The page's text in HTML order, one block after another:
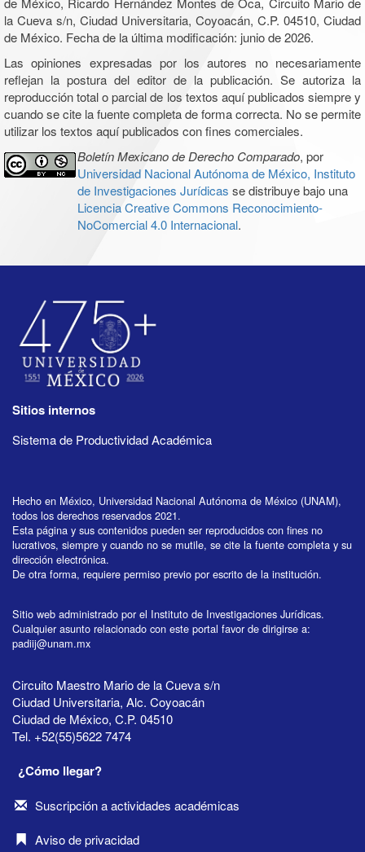
la Cueva s/n, Ciudad Universitaria, Coyoacán, C.P. 04510, Ciudad
de México. Fecha de la última modificación: junio de 2026.
Las opiniones expresadas por los autores no necesariamente
reflejan la postura del editor de la publicación. Se autoriza la
reproducción total o parcial de los textos aquí publicados siempre y
cuando se cite la fuente completa de forma correcta. No se permite
utilizar los textos aquí publicados con fines comerciales.
Boletín Mexicano de Derecho Comparado, por
Universidad Nacional Autónoma de México, Instituto
de Investigaciones Jurídicas se distribuye bajo una
Licencia Creative Commons Reconocimiento-
NoComercial 4.0 Internacional.
Sitios internos
Sistema de Productividad Académica
Hecho en México, Universidad Nacional Autónoma de México (UNAM),
todos los derechos reservados 2021.
Esta página y sus contenidos pueden ser reproducidos con fines no
lucrativos, siempre y cuando no se mutile, se cite la fuente completa y su
dirección electrónica.
De otra forma, requiere permiso previo por escrito de la institución.
Sitio web administrado por el Instituto de Investigaciones Jurídicas.
Cualquier asunto relacionado con este portal favor de dirigirse a:
padiij@unam.mx
Circuito Maestro Mario de la Cueva s/n
Ciudad Universitaria, Alc. Coyoacán
Ciudad de México, C.P. 04510
Tel. +52(55)5622 7474
¿Cómo llegar?
Suscripción a actividades académicas
Aviso de privacidad